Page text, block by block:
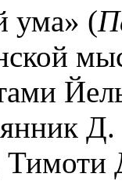
ума» (